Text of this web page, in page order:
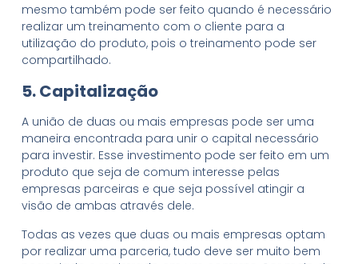
mesmo também pode ser feito quando é necessário
realizar um treinamento com o cliente para a
utilização do produto, pois o treinamento pode ser
compartilhado.
5. Capitalização
A união de duas ou mais empresas pode ser uma
maneira encontrada para unir o capital necessário
para investir. Esse investimento pode ser feito em um
produto que seja de comum interesse pelas
empresas parceiras e que seja possível atingir a
visão de ambas através dele.
Todas as vezes que duas ou mais empresas optam
por realizar uma parceria, tudo deve ser muito bem